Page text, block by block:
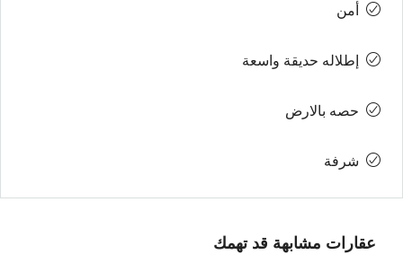
أمن
إطلاله حديقة واسعة
حصه بالارض
شرفة
عقارات مشابهة قد تهمك